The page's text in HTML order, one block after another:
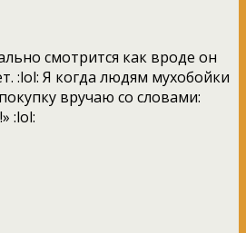
смотрится как вроде он
:lol: Я когда людям мухобойки
вручаю со словами:
:lol: